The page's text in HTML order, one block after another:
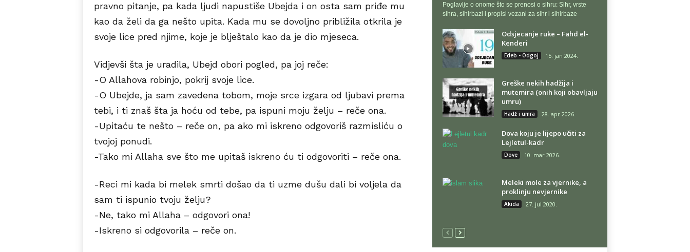
pravno pitanje, pa kada ljudi napustiše Ubejda i on osta sam priđe mu
kao da želi da ga nešto upita. Kada mu se dovoljno približila otkrila je
svoje lice pred njime, koje je blještalo kao da je dio mjeseca.
Vidjevši šta je uradila, Ubejd obori pogled, pa joj reče:
-O Allahova robinjo, pokrij svoje lice.
-O Ubejde, ja sam zavedena tobom, moje srce izgara od ljubavi prema
tebi, i ti znaš šta ja hoću od tebe, pa ispuni moju želju – reče ona.
-Upitaću te nešto – reče on, pa ako mi iskreno odgovoriš razmisliću o
tvojoj ponudi.
-Tako mi Allaha sve što me upitaš iskreno ću ti odgovoriti – reče ona.
-Reci mi kada bi melek smrti došao da ti uzme dušu dali bi voljela da
sam ti ispunio tvoju želju?
-Ne, tako mi Allaha – odgovori ona!
-Iskreno si odgovorila – reče on.
Poglavlje o onome što se prenosi o sihru: Sihr, vrste
sihra, sihirbazi i propisi vezani za sihr i sihirbaze
Odsjecanje ruke – Fahd el-
Kenderi
Edeb - Odgoj 15. jan 2024.
Greške nekih hadžija i
mutemira (onih koji obavljaju
umru)
Hadž i umra 28. apr 2026.
Dova koju je lijepo učiti za
Lejletul-kadr
Dove 10. mar 2026.
Meleki mole za vjernike, a
proklinju nevjernike
Akida 27. jul 2020.